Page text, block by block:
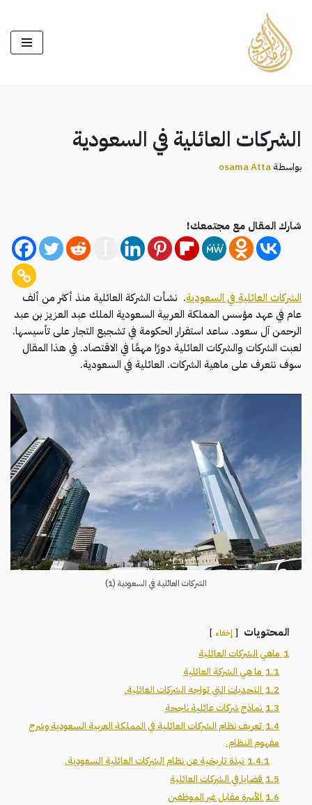
تخطى
إلى
المحتوى
الشركات العائلية في السعودية
بواسطةosama Atta
شارك المقال مع مجتمعك!
الشركات العائلية في السعودية. نشأت الشركة العائلية منذ أكثر من ألف
عام في عهد مؤسس المملكة العربية السعودية الملك عبد العزيز بن عبد
الرحمن آل سعود. ساعد استقرار الحكومة في تشجيع التجار على تأسيسها.
لعبت الشركات والشركات العائلية دورًا مهمًا في الاقتصاد. في هذا المقال
سوف نتعرف على ماهية الشركات. العائلية في السعودية.
الشركات العائلية في السعودية (1)
المحتويات إخفاء
1 ماهي الشركات العائلية
1.1 ما هي الشركة العائلية
1.2 التحديات التي تواجه الشركات العائلية.
1.3 نماذج شركات عائلية ناجحة
1.4 تعريف نظام الشركات العائلية في المملكة العربية السعودية وشرح
مفهوم النظام.
1.4.1 نبذة تاريخية عن نظام الشركات العائلية السعودية.
1.5 قضايا في الشركات العائلية
1.6 الأسرة مقابل غير الموظفين